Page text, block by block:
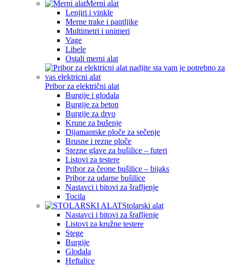
Merni alat
Lenjiri i vinkle
Merne trake i pantljike
Multimetri i unimeri
Vage
Libele
Ostali merni alat
Pribor za električni alat
Burgije i glodala
Burgije za beton
Burgije za drvo
Krune za bušenje
Dijamantske ploče za sečenje
Brusne i rezne ploče
Stezne glave za bušilice – futeri
Listovi za testere
Pribor za čeone bušilice – bijaks
Pribor za udarne bušilice
Nastavci i bitovi za šrafljenje
Tocila
Stolarski alat
Nastavci i bitovi za šrafljenje
Listovi za kružne testere
Stege
Burgije
Glodala
Heftalice